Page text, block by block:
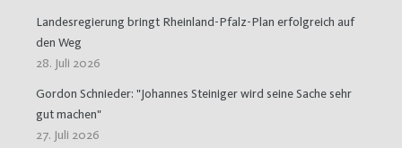
Landesregierung bringt Rheinland-Pfalz-Plan erfolgreich auf
den Weg
28. Juli 2026
Gordon Schnieder: "Johannes Steiniger wird seine Sache sehr
gut machen"
27. Juli 2026